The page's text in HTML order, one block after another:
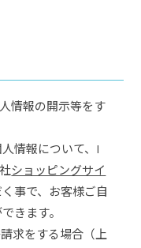
情報の開示等をす
情報について、I
ショッピングサイ
事で、お客様ご自
きます。
求をする場合（上